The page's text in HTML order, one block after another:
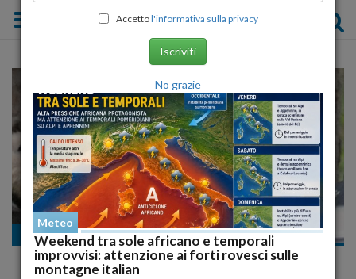
Toggle navigation
Cronaca nazionale
Procuratore generale, confermare 30 anni a
Accettol'informativa sulla privacy
Iscriviti
No grazie
Meteo
Weekend tra sole africano e temporali
improvvisi: attenzione ai forti rovesci sulle
montagne italian